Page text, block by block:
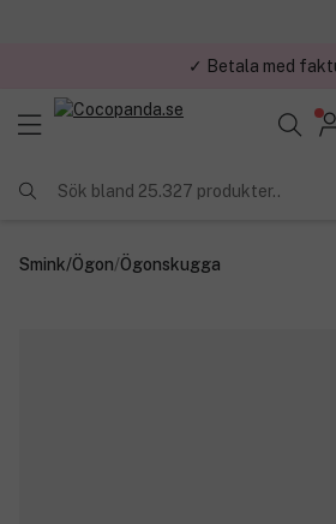
✓ Betala med
Sök bland 25.327 produkter..
Smink/Ögon/Ögonskugga